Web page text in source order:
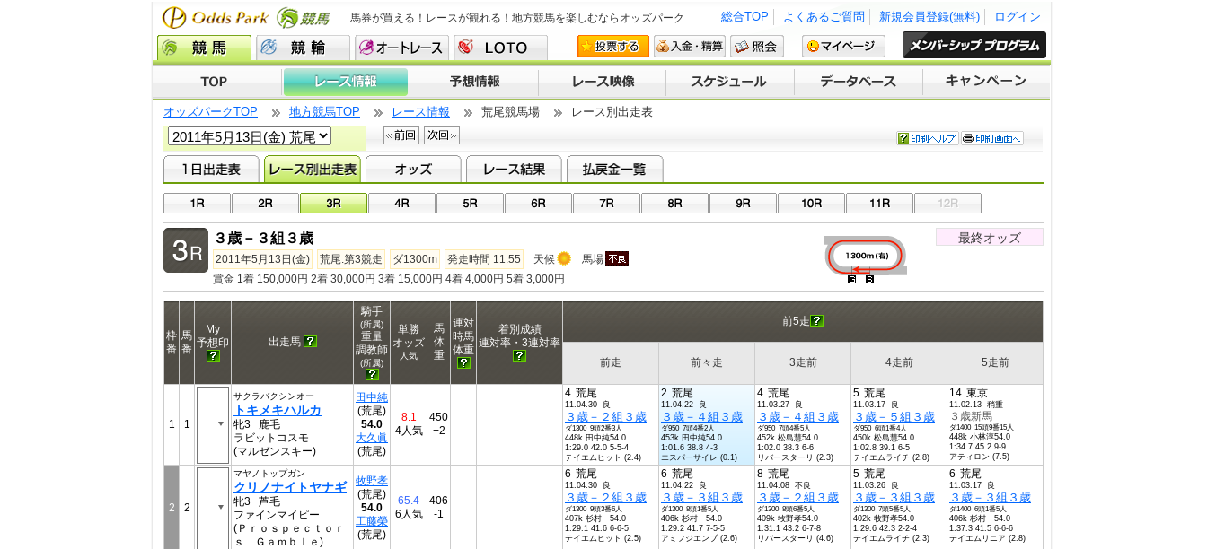
馬券が買える！レースが観れる！地方競馬を楽しむならオッズパーク ログイン
新規会員登録(無料)
よくあるご質問
総合TOP
オッズパークTOP 地方競馬TOP レース情報 荒尾競馬場 レース別出走表
３歳－３組３歳
2011年5月13日(金) 荒尾:第3競走 ダ1300m 発走時間 11:55 天候
馬場
賞金 1着 150,000円 2着 30,000円 3着 15,000円 4着 4,000円 5着 3,000円
最終オッズ
枠
番
馬
番
My
予想印
出走馬
騎手
(所属)
重量
調教師
(所属)
単勝
オッズ
人気
馬
体
重
連対
時馬
体重
着別成績
連対率・3連対率
前5走
前走 前々走 3走前 4走前 5走前
1 1
サクラバクシンオー
トキメキハルカ
牝3 鹿毛
ラビットコスモ
(マルゼンスキー)
田中純
(荒尾)
54.0
大久眞
(荒尾)
8.1
4人気
450
+2
4 荒尾
11.04.30 良
３歳－２組３歳
ダ1300 9頭2番3人
448k 田中純54.0
1:29.0 42.0 5-5-4
テイエムヒット (2.4)
2 荒尾
11.04.22 良
３歳－４組３歳
ダ950 7頭4番2人
453k 田中純54.0
1:01.6 38.8 4-3
エスパーサイレ (0.1)
4 荒尾
11.03.27 良
３歳－４組３歳
ダ950 7頭4番5人
452k 松島慧54.0
1:02.0 38.3 6-6
リバースターリ (2.3)
5 荒尾
11.03.17 良
３歳－５組３歳
ダ950 6頭1番4人
450k 松島慧54.0
1:02.8 39.1 6-5
テイエムライチ (2.8)
14 東京
11.02.13 稍重
３歳新馬
ダ1400 15頭9番15人
448k 小林淳54.0
1:34.7 45.2 9-9
アティロン (7.5)
2 2
マヤノトップガン
クリノナイトヤナギ
牝3 芦毛
ファインマイピー
(Ｐｒｏｓｐｅｃｔｏｒ
ｓ Ｇａｍｂｌｅ)
牧野孝
(荒尾)
54.0
工藤榮
(荒尾)
65.4
6人気
406
-1
6 荒尾
11.04.30 良
３歳－２組３歳
ダ1300 9頭3番6人
407k 杉村一54.0
1:29.1 41.6 6-6-5
テイエムヒット (2.5)
6 荒尾
11.04.22 良
３歳－３組３歳
ダ1300 8頭1番5人
406k 杉村一54.0
1:29.2 41.7 7-5-5
アミフジエンブ (2.6)
8 荒尾
11.04.08 不良
３歳－２組３歳
ダ1300 8頭6番5人
409k 牧野孝54.0
1:31.1 43.2 6-7-8
リバースターリ (4.6)
5 荒尾
11.03.26 良
３歳－３組３歳
ダ1300 7頭5番5人
402k 牧野孝54.0
1:29.6 42.3 2-2-4
テイエムライチ (2.3)
6 荒尾
11.03.17 良
３歳－３組３歳
ダ1400 6頭1番5人
406k 杉村一54.0
1:37.3 41.5 6-6-6
テイエムリニア (2.8)